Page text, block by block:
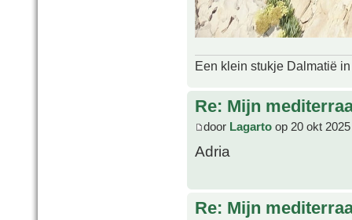
Een klein stukje Dalmatië
Re: Mijn
door Lagarto op 20 okt
Adria
Re: Mijn